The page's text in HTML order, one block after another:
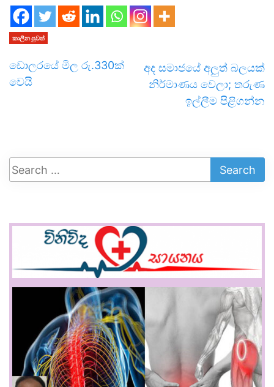
කාලීන පුවත්
ඩොලරයේ මිල රු.330ක්
වෙයි
අද සමාජයේ අලුත් බලයක්
නිර්මාණය වෙලා; තරුණ
ඉල්ලීම පිළිගන්න